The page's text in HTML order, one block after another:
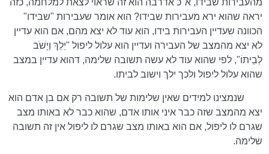
מהעבירות שבידו, א"כ אדרבה הוא זה שראוי לצאת למלחמה, כזה
יראה שהוא ירא מעבירות שבידו? הוא אומר שעבירות "שבידו"
הכוונה שעדיין העבירות בידו, הוא עוד לא יצא מהם, אם הוא עדיין
לא יצא מהמצב של העבירה ועדיין הוא עלול ליפול "יֵלֵךְ וְיָשֹׁב
לְבֵיתוֹ", לפי שהוא עוד לא עשה תשובה שלימה, דהוא עדיין במצב
שהוא עלול ליפול ולכך ילך וישוב לביתו.
שנמצינו למידים שאין שלימות של תשובה רק אם בן אדם הוא
יצא מהמצב שזה כבר איני אותו אדם, שהוא כבר לא באותו מצב
שגרם לו ליפול, אם הוא באותו מצב שגרם לו ליפול אין זה תשובה
שלימה.